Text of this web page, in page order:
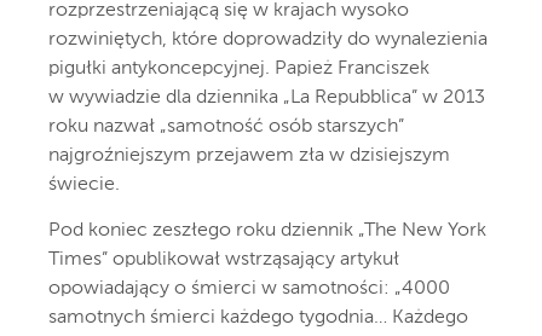
rozprzestrzeniającą się w krajach wysoko
rozwiniętych, które doprowadziły do wynalezienia
pigułki antykoncepcyjnej. Papież Franciszek
w wywiadzie dla dziennika „La Repubblica” w 2013
roku nazwał „samotność osób starszych”
najgroźniejszym przejawem zła w dzisiejszym
świecie.
Pod koniec zeszłego roku dziennik „The New York
Times” opublikował wstrząsający artykuł
opowiadający o śmierci w samotności: „4000
samotnych śmierci każdego tygodnia… Każdego